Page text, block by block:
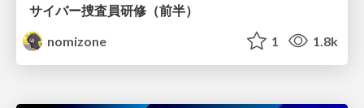
サイバー捜査員研修（前半）
nomizone
1 1.8k